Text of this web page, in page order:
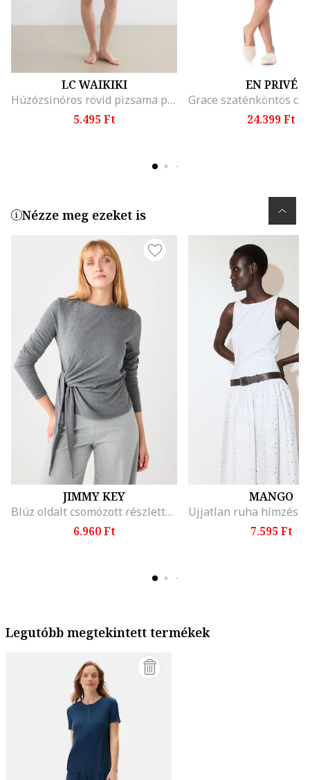
LC WAIKIKI
Húzózsinóros rövid pizsama pöttyös mintával, Fehér/Sötétkék/Élénkpiros
5.495 Ft
EN PRIVÉ
24.399 Ft
Nézze meg ezeket is
JIMMY KEY
Blúz oldalt csomózott részlettel, Melange szürke
6.960 Ft
MANGO
7.595 Ft
Legutóbb megtekintett termékek